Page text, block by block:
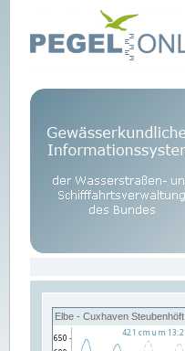
Elbe - Cuxhaven Steubenhöft